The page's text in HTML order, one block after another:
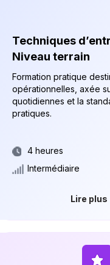
Techniques
Niveau terrain
Formation pratique
opérationnelles, axée
quotidiennes et la
pratiques.
4 heures
Intermédiaire
Lire plus